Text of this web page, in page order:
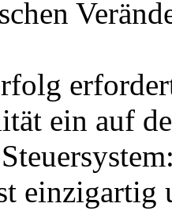
ein auf
einzigartig